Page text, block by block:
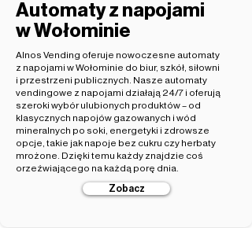
Automaty z napojami
w Wołominie
Alnos Vending oferuje nowoczesne automaty
z napojami w Wołominie do biur, szkół, siłowni
i przestrzeni publicznych. Nasze automaty
vendingowe z napojami działają 24/7 i oferują
szeroki wybór ulubionych produktów – od
klasycznych napojów gazowanych i wód
mineralnych po soki, energetyki i zdrowsze
opcje, takie jak napoje bez cukru czy herbaty
mrożone. Dzięki temu każdy znajdzie coś
orzeźwiającego na każdą porę dnia.
Zobacz